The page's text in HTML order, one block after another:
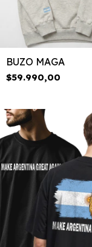
BUZO MAGA
$59.990,00